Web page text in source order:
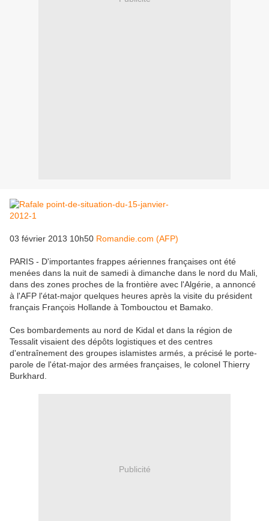
03 février 2013 10h50 Romandie.com (AFP)
PARIS - D'importantes frappes aériennes françaises ont été
menées dans la nuit de samedi à dimanche dans le nord du Mali,
dans des zones proches de la frontière avec l'Algérie, a annoncé
à l'AFP l'état-major quelques heures après la visite du président
français François Hollande à Tombouctou et Bamako.
Ces bombardements au nord de Kidal et dans la région de
Tessalit visaient des dépôts logistiques et des centres
d'entraînement des groupes islamistes armés, a précisé le porte-
parole de l'état-major des armées françaises, le colonel Thierry
Burkhard.
Publicité